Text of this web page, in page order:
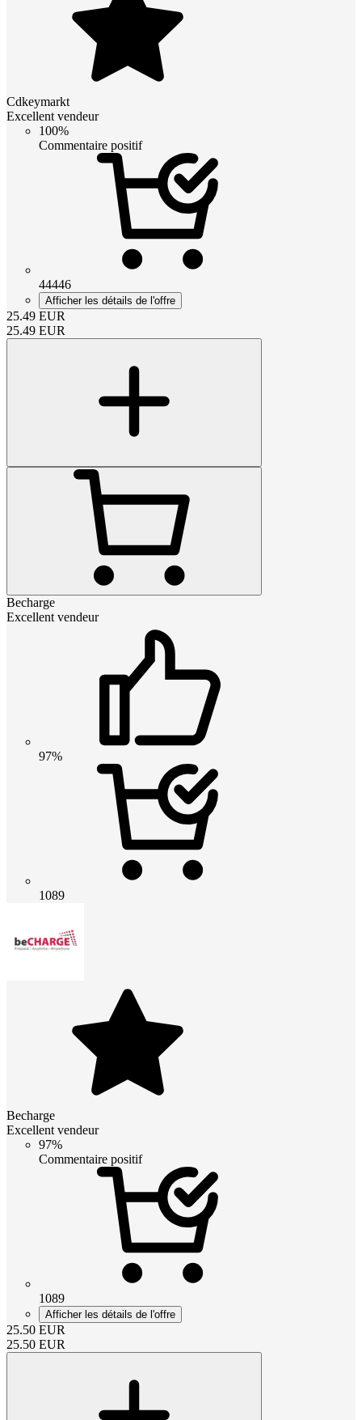
Cdkeymarkt
Excellent vendeur
100%
Commentaire positif
44446
Afficher les détails de l'offre
25.49 EUR
25.49 EUR
Becharge
Excellent vendeur
97%
1089
Becharge
Excellent vendeur
97%
Commentaire positif
1089
Afficher les détails de l'offre
25.50 EUR
25.50 EUR